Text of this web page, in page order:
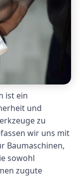
ist ein
und
zu
wir uns mit
Baumaschinen,
sowohl
zugute